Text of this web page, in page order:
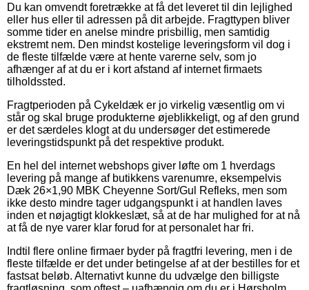
Du kan omvendt foretrække at få det leveret til din lejlighed
eller hus eller til adressen på dit arbejde. Fragttypen bliver
somme tider en anelse mindre prisbillig, men samtidig
ekstremt nem. Den mindst kostelige leveringsform vil dog i
de fleste tilfælde være at hente varerne selv, som jo
afhænger af at du er i kort afstand af internet firmaets
tilholdssted.
Fragtperioden på Cykeldæk er jo virkelig væsentlig om vi
står og skal bruge produkterne øjeblikkeligt, og af den grund
er det særdeles klogt at du undersøger det estimerede
leveringstidspunkt på det respektive produkt.
En hel del internet webshops giver løfte om 1 hverdags
levering på mange af butikkens varenumre, eksempelvis
Dæk 26×1,90 MBK Cheyenne Sort/Gul Refleks, men som
ikke desto mindre tager udgangspunkt i at handlen laves
inden et nøjagtigt klokkeslæt, så at de har mulighed for at nå
at få de nye varer klar forud for at personalet har fri.
Indtil flere online firmaer byder på fragtfri levering, men i de
fleste tilfælde er det under betingelse af at der bestilles for et
fastsat beløb. Alternativt kunne du udvælge den billigste